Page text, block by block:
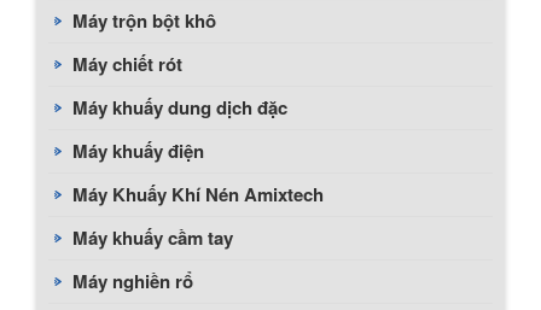
Máy trộn bột khô
Máy chiết rót
Máy khuấy dung dịch đặc
Máy khuấy điện
Máy Khuấy Khí Nén Amixtech
Máy khuấy cầm tay
Máy nghiền rổ